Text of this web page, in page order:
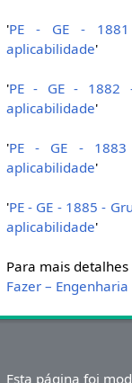
'PE - GE -
aplicabilidade'
'PE - GE - 1882
aplicabilidade'
'PE - GE - 1883
aplicabilidade'
'PE - GE - 1885 -
aplicabilidade'
Para mais
Fazer –
Esta página foi